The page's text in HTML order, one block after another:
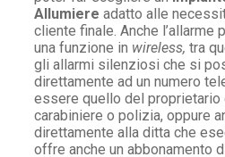
Allumiere adatto alle
cliente finale. Anche l’allarme
una funzione in wireless, tra
gli allarmi silenziosi che si
direttamente ad un numero
essere quello del proprietario
carabiniere o polizia, oppure
direttamente alla ditta che
offre anche un abbonamento